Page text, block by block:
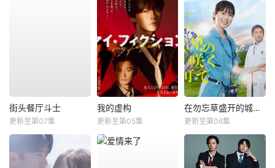
街头餐厅斗士
更新至第07集
我的虚构
更新至第05集
在勿忘草盛开的城镇 ～安昙野诊疗记～
更新至第06集